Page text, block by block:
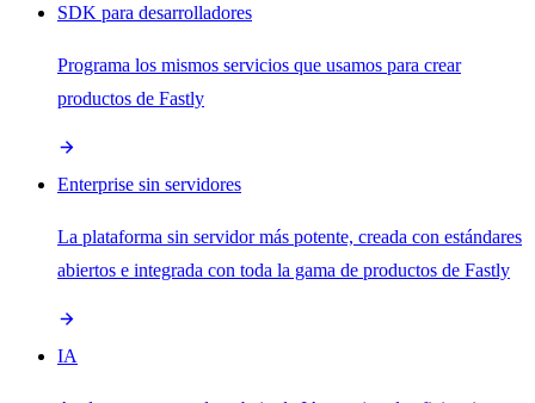
SDK para desarrolladores
Programa los mismos servicios que usamos para crear
productos de Fastly
Enterprise sin servidores
La plataforma sin servidor más potente, creada con estándares
abiertos e integrada con toda la gama de productos de Fastly
IA